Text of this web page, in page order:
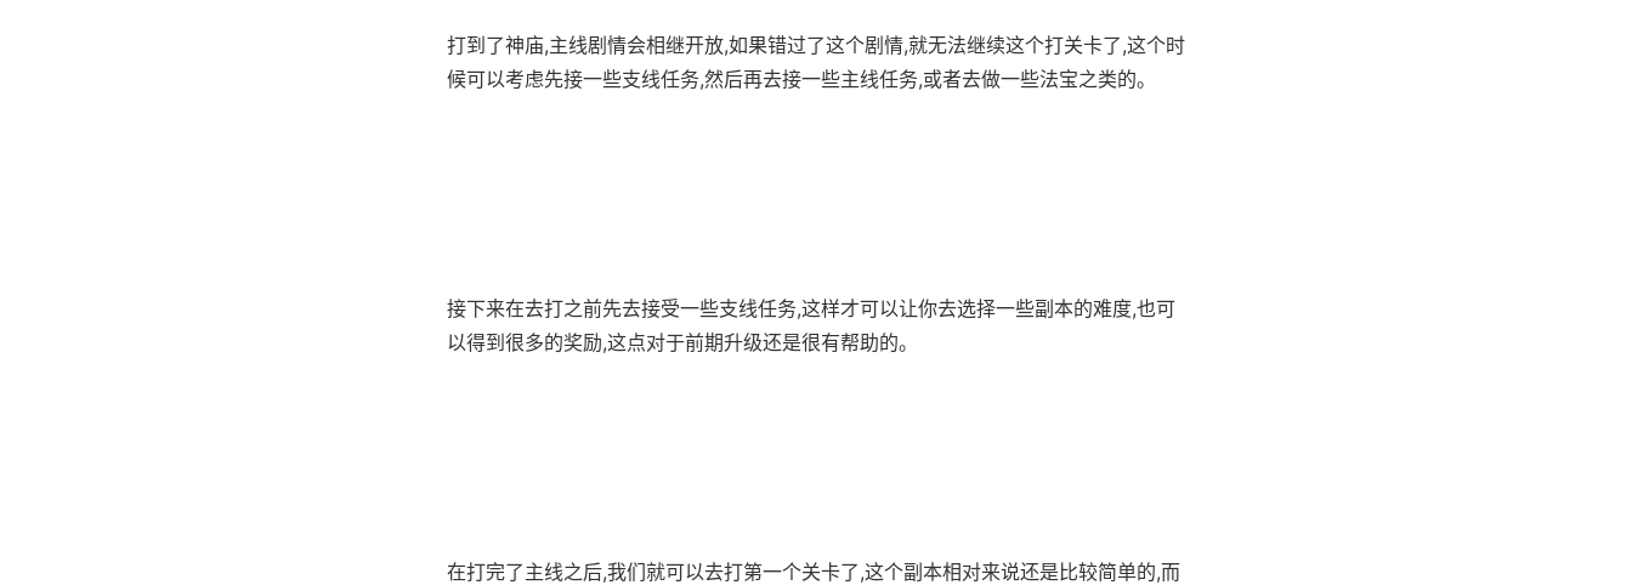
打到了神庙,主线剧情会相继开放,如果错过了这个剧情,就无法继续这个打关卡了,这个时
候可以考虑先接一些支线任务,然后再去接一些主线任务,或者去做一些法宝之类的。
接下来在去打之前先去接受一些支线任务,这样才可以让你去选择一些副本的难度,也可
以得到很多的奖励,这点对于前期升级还是很有帮助的。
在打完了主线之后,我们就可以去打第一个关卡了,这个副本相对来说还是比较简单的,而